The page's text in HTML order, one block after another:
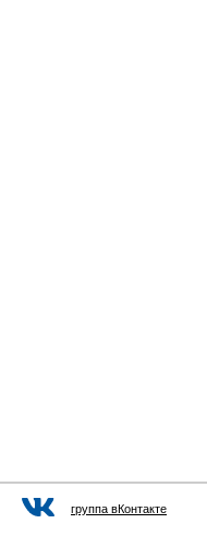
группа вКонтакте